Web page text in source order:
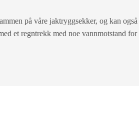
på våre jaktryggsekker, og kan
et regntrekk med noe vannmotstand for